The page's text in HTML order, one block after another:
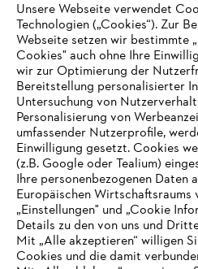
Rasenlüfter / Vertikutierer
Bleib auf dem
E-Mail-Adresse
Unsere Webseite verwendet
Technologien („Cookies“). Zur
Webseite setzen wir bestimmte
Cookies" auch ohne Ihre
wir zur Optimierung der
Bereitstellung personalisierter
Untersuchung von
Personalisierung von
umfassender Nutzerprofile,
Einwilligung gesetzt. Cookies
(z.B. Google oder Tealium)
Ihre personenbezogenen Daten
Europäischen
„Einstellungen" und „Cookie
Details zu den von uns und
Mit „Alle akzeptieren“ willigen
Cookies und die damit